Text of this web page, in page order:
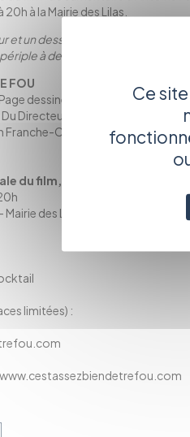
à la Mairie des Lilas.
et un dessinateur ont traversé
à deux voix, entre road-
FOU
dessiné par Zoo Project
Directeur, Ambiances ASBL,
Franche-Comté, du CNC, du
du film, en présence du
des Lilas
limitées) :
www.cestassezbiendetrefou.com
Ce